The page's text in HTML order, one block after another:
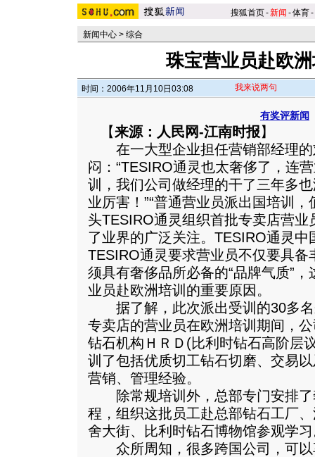
搜狐首页-新闻 -体育-
新闻中心 > 综合
珠宝营业员赴欧
时间：2006年11月10日03:08 我来说两句
有奖评新闻
【来源：人民网-江南时报】
在一大型企业担任营销部经理的
闷：“TESIRO通灵也太奢侈了，连
训，我们公司做经理的干了三年多
业厉害！”“普通营业员派出国培训
头TESIRO通灵组织首批专卖店营
了业界的广泛关注。 TESIRO通灵中
TESIRO通灵要求营业员不仅要具
须具有奢侈品所必备的“品牌气质”
业员赴欧洲培训的重要原因。
据了解，此次派出受训的30多名
专卖店的营业员在欧洲培训期间，
钻石机构ＨＲＤ(比利时钻石高阶层
训了包括优质切工钻石切磨、交易
营销、管理经验。
除常规培训外，总部专门安排了
程，组织这批员工赴总部钻石工厂
舍大街、比利时钻石博物馆参观学
众所周知，很多跨国公司，可以